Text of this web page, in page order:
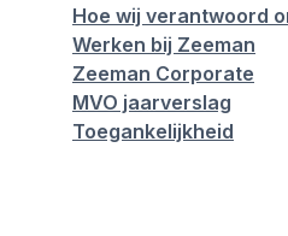
Hoe wij verantwoord
Werken bij Zeeman
Zeeman Corporate
MVO jaarverslag
Toegankelijkheid